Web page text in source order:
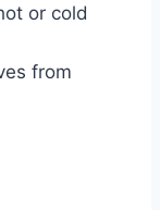
or cold
from